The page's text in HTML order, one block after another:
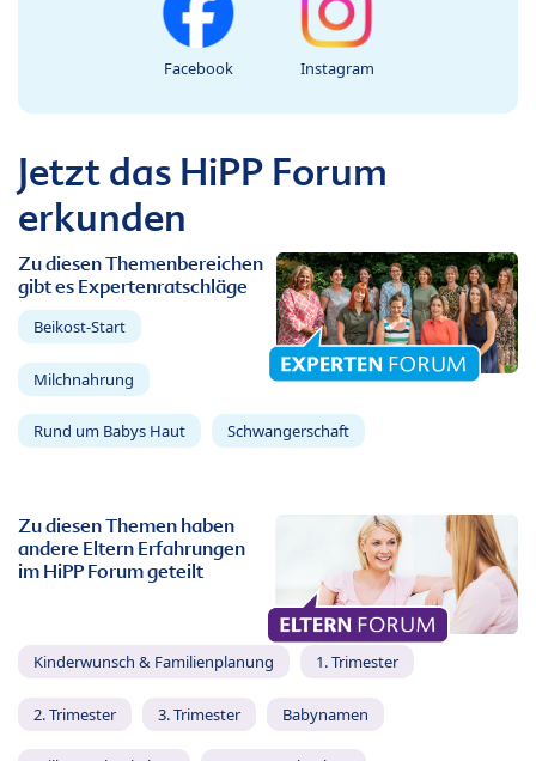
Facebook Instagram
Jetzt das HiPP Forum
erkunden
Zu diesen Themenbereichen
gibt es Expertenratschläge
Beikost-Start
Milchnahrung
Rund um Babys Haut Schwangerschaft
Zu diesen Themen haben
andere Eltern Erfahrungen
im HiPP Forum geteilt
Kinderwunsch & Familienplanung 1. Trimester
2. Trimester 3. Trimester Babynamen